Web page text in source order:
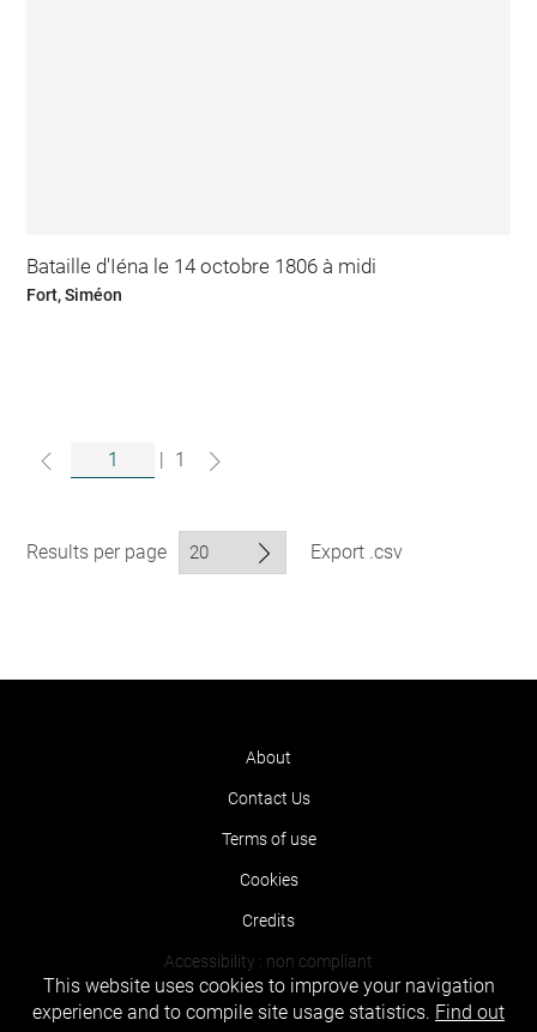
Bataille d'Iéna le 14 octobre 1806 à midi
Fort, Siméon
1
Results per page Export .csv
About
Contact Us
Terms of use
Cookies
Credits
Accessibility : non compliant
This website uses cookies to improve your navigation
experience and to compile site usage statistics. Find out